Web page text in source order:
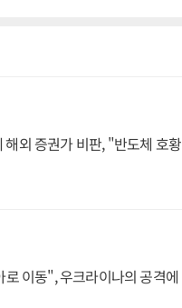
외 증권가 비판, "반도체 호황
이동", 우크라이나의 공격에